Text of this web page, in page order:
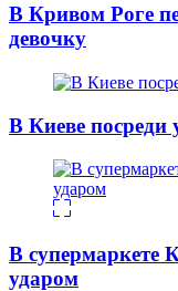
В Кривом Роге
девочку
В Киеве
В супермаркете
ударом